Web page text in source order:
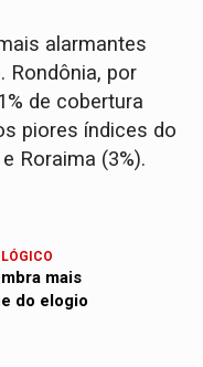
alarmantes
Rondônia, por
de cobertura
piores índices do
Roraima (3%).
mais
do elogio